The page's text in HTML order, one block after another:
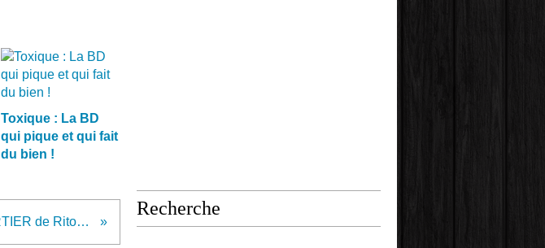
Toxique : La BD
qui pique et qui fait
du bien !
LA VEDETTE DU QUARTIER de Riton Liebman au Théâtre du Petit Saint-Martin !
Recherche